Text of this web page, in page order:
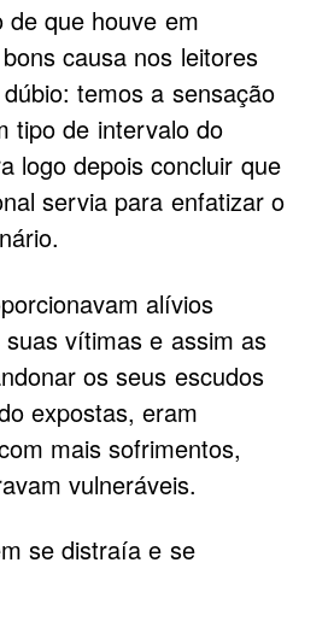
de que houve em
causa nos leitores
temos a sensação
tipo de intervalo do
logo depois concluir que
servia para enfatizar o
alívios
vítimas e assim as
os seus escudos
expostas, eram
mais sofrimentos,
vulneráveis.
se distraía e se